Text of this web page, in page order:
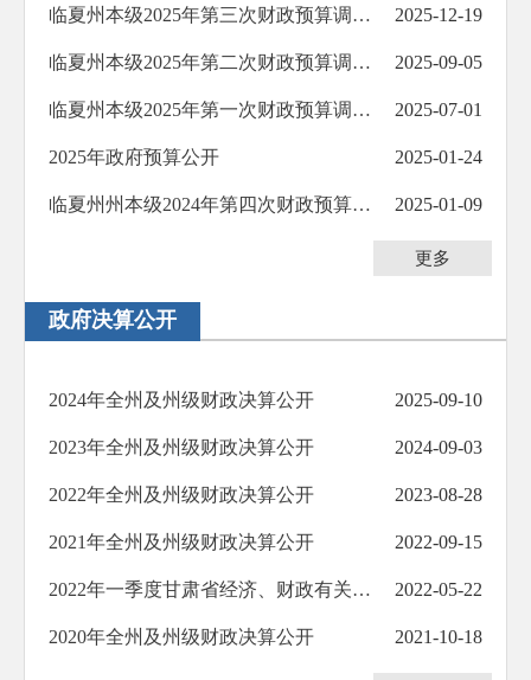
人大代表建议办理
临夏州本级2025年第三次财政预算调整方案 2025-12-19
临夏州本级2025年第二次财政预算调整方案 2025-09-05
临夏州本级2025年第一次财政预算调整方案 2025-07-01
2025年政府预算公开 2025-01-24
临夏州州本级2024年第四次财政预算调整方案 2025-01-09
更多
政府决算公开
2024年全州及州级财政决算公开 2025-09-10
2023年全州及州级财政决算公开 2024-09-03
2022年全州及州级财政决算公开 2023-08-28
2021年全州及州级财政决算公开 2022-09-15
2022年一季度甘肃省经济、财政有关数据 2022-05-22
2020年全州及州级财政决算公开 2021-10-18